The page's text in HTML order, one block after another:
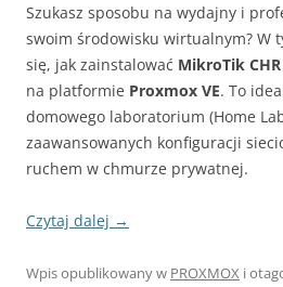
Szukasz sposobu na wydajny i
swoim środowisku wirtualnym? W
się, jak zainstalować MikroTik
na platformie Proxmox VE. To
domowego laboratorium (Home
zaawansowanych konfiguracji
ruchem w chmurze prywatnej.
Czytaj dalej →
Wpis opublikowany w PROXMOX i